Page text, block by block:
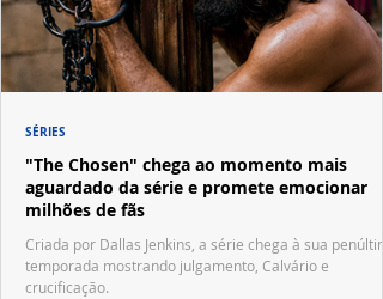
"The Chosen" chega ao momento mais
aguardado da série e promete emocionar
milhões de fãs
Criada por Dallas Jenkins, a série chega à sua
temporada mostrando julgamento, Calvário e
crucificação.
SÉRIES